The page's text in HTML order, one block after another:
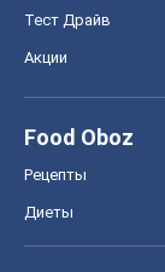
Тест Драйв
Акции
Food Oboz
Рецепты
Диеты